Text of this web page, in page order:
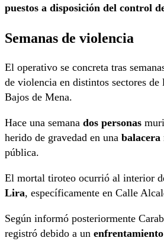
puestos a disposición del control
Semanas de violencia
El operativo se concreta tras
de violencia en distintos sectores
Bajos de Mena.
Hace una semana dos personas
herido de gravedad en una balacera
pública.
El mortal tiroteo ocurrió al interior
Lira, específicamente en Calle
Según informó posteriormente
registró debido a un